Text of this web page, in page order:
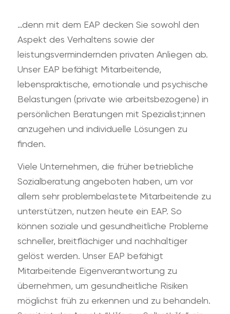
…denn mit dem EAP decken Sie sowohl den
Aspekt des Verhaltens sowie der
leistungsvermindernden privaten Anliegen ab.
Unser EAP befähigt Mitarbeitende,
lebenspraktische, emotionale und psychische
Belastungen (private wie arbeitsbezogene) in
persönlichen Beratungen mit Spezialist;innen
anzugehen und individuelle Lösungen zu
finden.
Viele Unternehmen, die früher betriebliche
Sozialberatung angeboten haben, um vor
allem sehr problembelastete Mitarbeitende zu
unterstützen, nutzen heute ein EAP. So
können soziale und gesundheitliche Probleme
schneller, breitflächiger und nachhaltiger
gelöst werden. Unser EAP befähigt
Mitarbeitende Eigenverantwortung zu
übernehmen, um gesundheitliche Risiken
möglichst früh zu erkennen und zu behandeln.